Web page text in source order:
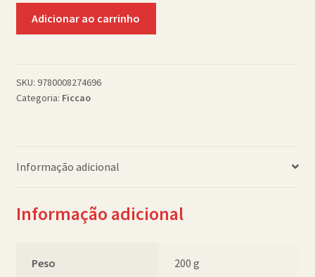
Part
1
Adicionar ao carrinho
SKU: 9780008274696
Categoria: Ficcao
Informação adicional
Informação adicional
Peso 200 g